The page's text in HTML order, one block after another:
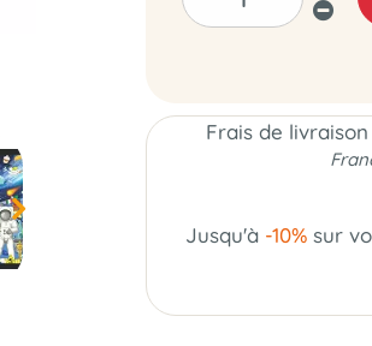
Frais de
Jusqu'à -10%sur